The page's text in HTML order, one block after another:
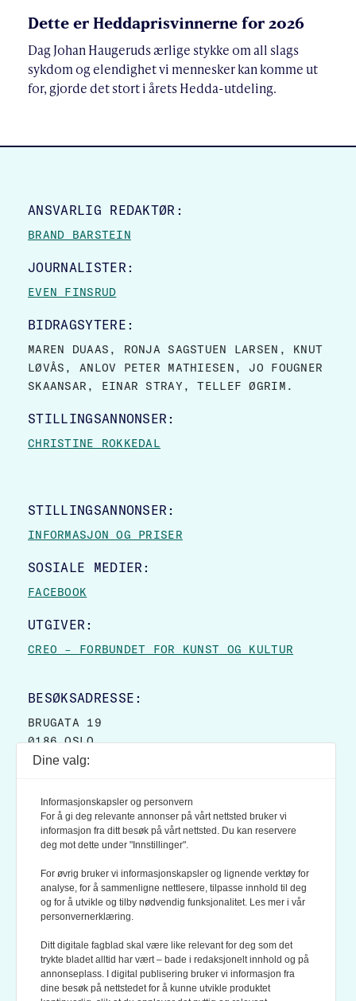
Dette er Heddaprisvinnerne for 2026
Dag Johan Haugeruds ærlige stykke om all slags
sykdom og elendighet vi mennesker kan komme ut
for, gjorde det stort i årets Hedda-utdeling.
SITE FOOTER
ANSVARLIG REDAKTØR:
BRAND BARSTEIN
JOURNALISTER:
EVEN FINSRUD
BIDRAGSYTERE:
MAREN DUAAS, RONJA SAGSTUEN LARSEN, KNUT
LØVÅS, ANLOV PETER MATHIESEN, JO FOUGNER
SKAANSAR, EINAR STRAY, TELLEF ØGRIM.
STILLINGSANNONSER:
CHRISTINE ROKKEDAL
STILLINGSANNONSER:
INFORMASJON OG PRISER
SOSIALE MEDIER:
FACEBOOK
UTGIVER:
CREO – FORBUNDET FOR KUNST OG KULTUR
BESØKSADRESSE:
BRUGATA 19
0186 OSLO
POSTBOKS 9007 GRØNLAND
0133 OSLO
LES OGSÅ:
KONTEKSTS PERSONVERN-POLICY
Dine valg:
Informasjonskapsler og personvern
For å gi deg relevante annonser på vårt nettsted bruker vi
informasjon fra ditt besøk på vårt nettsted. Du kan reservere
deg mot dette under "Innstillinger".
For øvrig bruker vi informasjonskapsler og lignende verktøy for
analyse, for å sammenligne nettlesere, tilpasse innhold til deg
og for å utvikle og tilby nødvendig funksjonalitet. Les mer i vår
personvernerklæring.
Ditt digitale fagblad skal være like relevant for deg som det
trykte bladet alltid har vært – bade i redaksjonelt innhold og på
annonseplass. I digital publisering bruker vi informasjon fra
dine besøk på nettstedet for å kunne utvikle produktet